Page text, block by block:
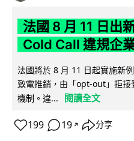
法國 8 月 11 日出
Cold Call 違規企
法國將於 8 月 11 日起實施新
致電推銷，由「opt-out」拒
機制。違...
閱讀全文
199 19 ↗ 分享